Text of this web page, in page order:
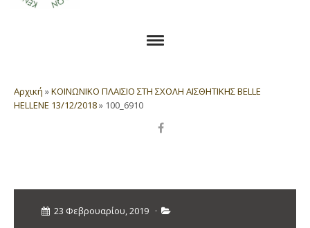
Αρχική »ΚΟΙΝΩΝΙΚΟ ΠΛΑΙΣΙΟ ΣΤΗ ΣΧΟΛΗ ΑΙΣΘΗΤΙΚΗΣ BELLE
HELLENE 13/12/2018» 100_6910
23 Φεβρουαρίου, 2019 ·